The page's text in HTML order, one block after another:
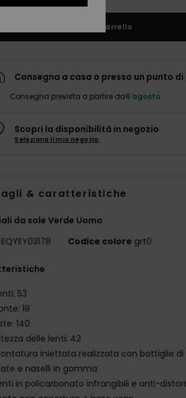
Aggiungi al carrello
Consegna a casa o presso un punto
Consegna prevista a partire da8 agosto
Scopri la disponibilità in negozio
Seleziona il mio negozio
& caratteristiche
da sole Verde Uomo
EQYEY03178 Codice colore grt0
53
18
140
delle lenti: 42
iniettata realizzata con bottiglie di
e naselli in gomma
in policarbonato infrangibili e anti-